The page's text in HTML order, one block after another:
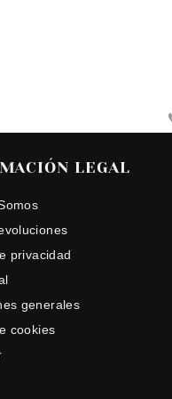
LEGAL
privacidad
generales
cookies